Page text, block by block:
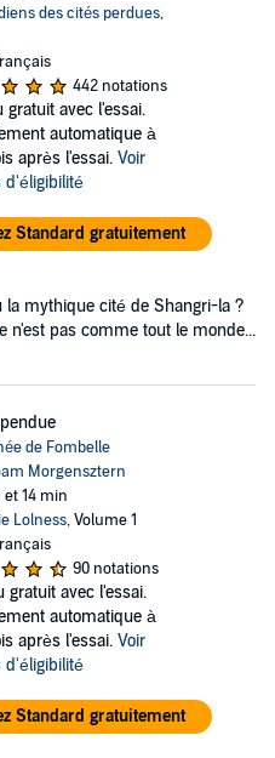
des cités perdues,
442 notations
gratuit avec l'essai.
automatique à
après l'essai. Voir
d'éligibilité
Standard gratuitement
la mythique cité de Shangri-la ?
n'est pas comme tout le monde...
de Fombelle
Morgensztern
et 14 min
Lolness, Volume 1
90 notations
gratuit avec l'essai.
automatique à
après l'essai. Voir
d'éligibilité
Standard gratuitement